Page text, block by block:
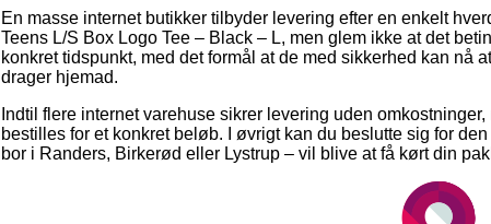
En masse internet butikker tilbyder levering efter en enkelt
Teens L/S Box Logo Tee – Black – L, men glem ikke at det
konkret tidspunkt, med det formål at de med sikkerhed kan nå
drager hjemad.
Indtil flere internet varehuse sikrer levering uden
bestilles for et konkret beløb. I øvrigt kan du beslutte sig for
bor i Randers, Birkerød eller Lystrup – vil blive at få kørt din